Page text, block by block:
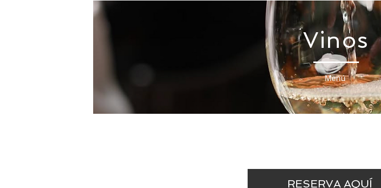
Vinos
Menú
RESERVA AQUÍ